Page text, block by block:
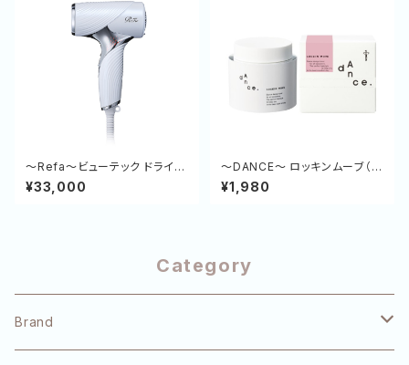
～Refa～ビューテック ドライヤ
ー SE
¥33,000
～DANCE～ ロッキンムーブ（ス
タイリング剤に迷ったら）
¥1,980
Category
Brand